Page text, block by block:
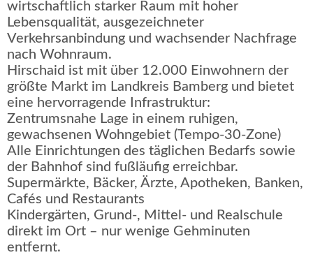
wirtschaftlich starker Raum mit hoher
Lebensqualität, ausgezeichneter
Verkehrsanbindung und wachsender Nachfrage
nach Wohnraum.
Hirschaid ist mit über 12.000 Einwohnern der
größte Markt im Landkreis Bamberg und bietet
eine hervorragende Infrastruktur:
Zentrumsnahe Lage in einem ruhigen,
gewachsenen Wohngebiet (Tempo-30-Zone)
Alle Einrichtungen des täglichen Bedarfs sowie
der Bahnhof sind fußläufig erreichbar.
Supermärkte, Bäcker, Ärzte, Apotheken, Banken,
Cafés und Restaurants
Kindergärten, Grund‑, Mittel- und Realschule
direkt im Ort – nur wenige Gehminuten
entfernt.